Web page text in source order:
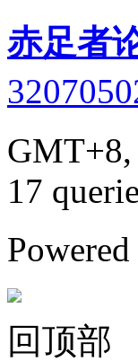
赤足者
GMT+8,
17
回顶部